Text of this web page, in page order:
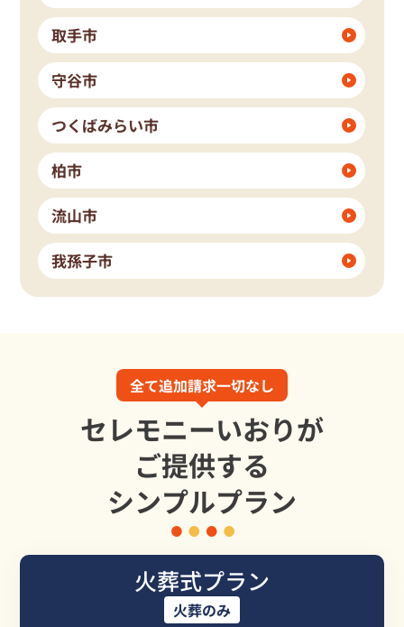
取手市
守谷市
つくばみらい市
柏市
流山市
我孫子市
全て追加請求一切なし
セレモニーいおりが
ご提供する
シンプルプラン
火葬式プラン
火葬のみ